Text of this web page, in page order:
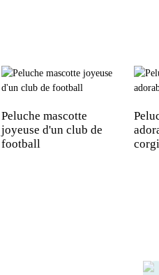
Peluche mascotte
joyeuse d'un club de
football
corgi